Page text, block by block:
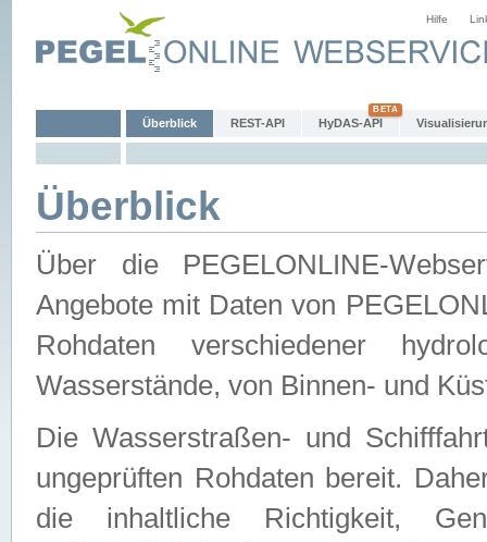
Hilfe
Überblick REST-API HyDAS-API
Überblick
Über die PEGELONLINE-
Angebote mit Daten von
Rohdaten verschiedener
Wasserstände, von Binnen- und
Die Wasserstraßen- und
ungeprüften Rohdaten bereit.
die inhaltliche Richtigkeit,